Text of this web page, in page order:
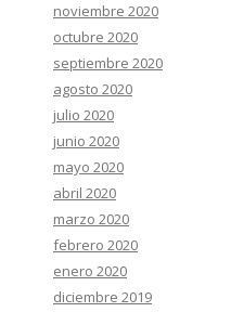
noviembre 2020
octubre 2020
septiembre 2020
agosto 2020
julio 2020
junio 2020
mayo 2020
abril 2020
marzo 2020
febrero 2020
enero 2020
diciembre 2019